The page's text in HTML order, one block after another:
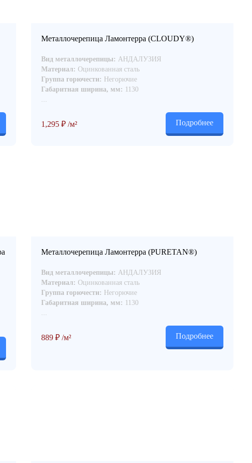
Металлочерепица Ламонтерра (CLOUDY®)
Вид металлочерепицы: АНДАЛУЗИЯ
Материал: Оцинкованная сталь
Группа горючести: Негорючие
Габаритная ширина, мм: 1130
...
1,295 ₽ /м² Подробнее
Металлочерепица Ламонтерра (PURETAN®)
Вид металлочерепицы: АНДАЛУЗИЯ
Материал: Оцинкованная сталь
Группа горючести: Негорючие
Габаритная ширина, мм: 1130
...
889 ₽ /м² Подробнее